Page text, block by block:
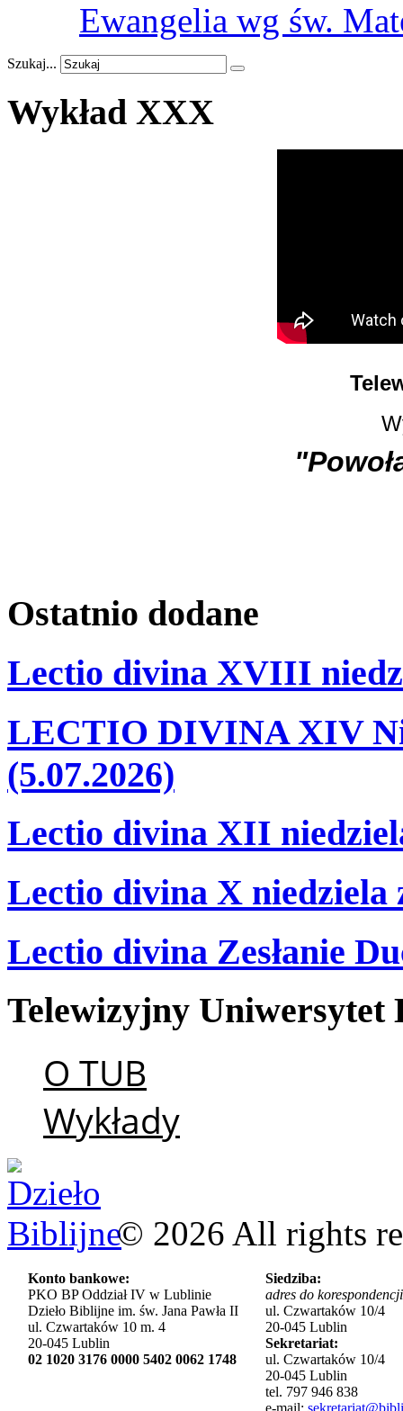
Ewangelia wg św.
Szukaj...
Wykład XXX
Ostatnio dodane
Lectio divina XVIII
LECTIO DIVINA XIV
(5.07.2026)
Lectio divina XII
Lectio divina X niedziela
Lectio divina Zesłanie
Telewizyjny Uniwersytet
O TUB
Wykłady
© 2026 All rights
Konto bankowe:
PKO BP Oddział IV w Lublinie
Dzieło Biblijne im. św. Jana Pawła II
ul. Czwartaków 10 m. 4
20-045 Lublin
02 1020 3176 0000 5402 0062 1748
Siedziba:
adres do
ul. Czwartaków 10/4
20-045 Lublin
Sekretariat:
ul. Czwartaków 10/4
20-045 Lublin
tel. 797 946 838